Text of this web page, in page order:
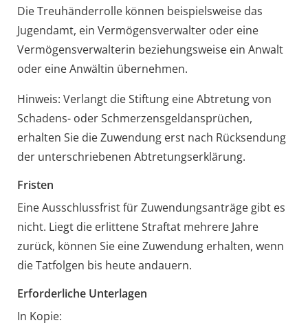
Die Treuhänderrolle können beispielsweise das
Jugendamt, ein Vermögensverwalter oder eine
Vermögensverwalterin beziehungsweise ein Anwalt
oder eine Anwältin übernehmen.
Hinweis: Verlangt die Stiftung eine Abtretung von
Schadens- oder Schmerzensgeldansprüchen,
erhalten Sie die Zuwendung erst nach Rücksendung
der unterschriebenen Abtretungserklärung.
Fristen
Eine Ausschlussfrist für Zuwendungsanträge gibt es
nicht. Liegt die erlittene Straftat mehrere Jahre
zurück, können Sie eine Zuwendung erhalten, wenn
die Tatfolgen bis heute andauern.
Erforderliche Unterlagen
In Kopie: